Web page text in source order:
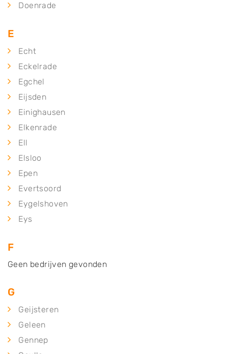
Doenrade
E
Echt
Eckelrade
Egchel
Eijsden
Einighausen
Elkenrade
Ell
Elsloo
Epen
Evertsoord
Eygelshoven
Eys
F
Geen bedrijven gevonden
G
Geijsteren
Geleen
Gennep